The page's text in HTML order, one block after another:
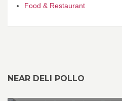
Food & Restaurant
NEAR DELI POLLO